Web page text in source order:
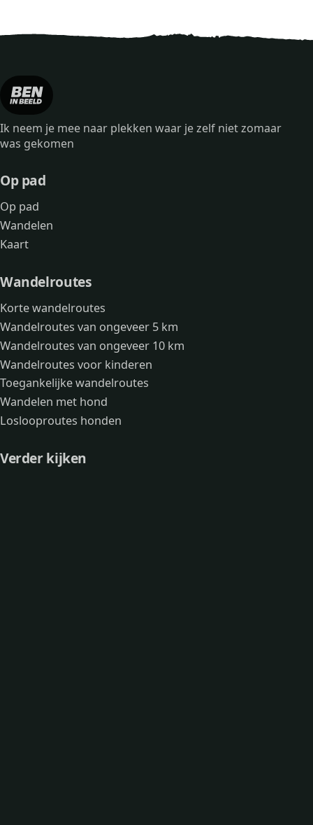
Ik neem je mee naar plekken waar je zelf niet zomaar
was gekomen
Op pad
Op pad
Wandelen
Kaart
Wandelroutes
Korte wandelroutes
Wandelroutes van ongeveer 5 km
Wandelroutes van ongeveer 10 km
Wandelroutes voor kinderen
Toegankelijke wandelroutes
Wandelen met hond
Loslooproutes honden
Verder kijken